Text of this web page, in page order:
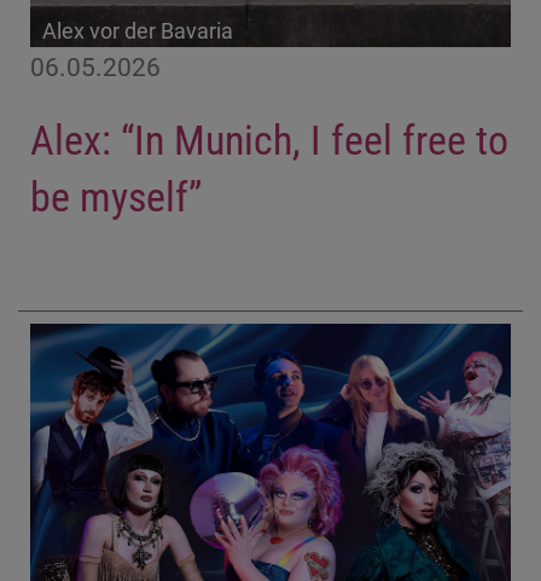
06.05.2026
Alex: “In Munich, I feel free to
be myself”
Alex vor der Bavaria